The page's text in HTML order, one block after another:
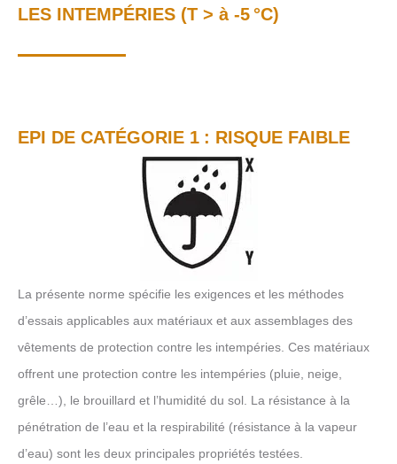
LES INTEMPÉRIES (T > à -5 °C)
EPI DE CATÉGORIE 1 : RISQUE FAIBLE
La présente norme spécifie les exigences et les méthodes
d’essais applicables aux matériaux et aux assemblages des
vêtements de protection contre les intempéries. Ces matériaux
offrent une protection contre les intempéries (pluie, neige,
grêle…), le brouillard et l’humidité du sol. La résistance à la
pénétration de l’eau et la respirabilité (résistance à la vapeur
d’eau) sont les deux principales propriétés testées.